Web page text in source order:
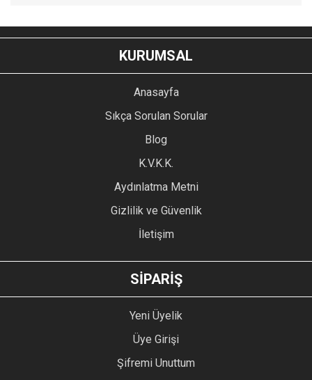
YORUM YAZ
Bu ürünün fiyat bilgisi, resim, ürün açıklamalarında ve diğer
konularda yetersiz gördüğünüz noktaları öneri formunu
kullanarak tarafımıza iletebilirsiniz.
Ürün resmi kalitesiz, bozuk veya görüntülenemiyor.
Ürün açıklamasında eksik bilgiler bulunuyor.
Ürün bilgilerinde hatalar bulunuyor.
Ürün fiyatı diğer sitelerden daha pahalı.
GÖNDER
KURUMSAL
Anasayfa
Sıkça Sorulan Sorular
Blog
K.V.K.K.
Aydınlatma Metni
Gizlilik ve Güvenlik
İletişim
SİPARİŞ
Yeni Üyelik
Üye Girişi
Şifremi Unuttum